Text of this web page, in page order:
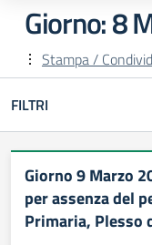
Giorno:8
Stampa /
FILTRI
Giorno 9 Marzo
per assenza del
Primaria, Plesso